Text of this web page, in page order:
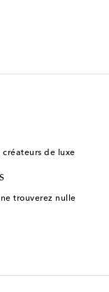
créateurs de luxe
trouverez nulle